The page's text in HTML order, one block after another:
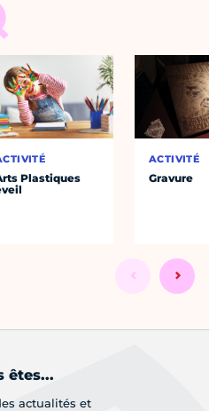
Plastiques
ACTIVITÉ
Gravure
êtes...
actualités et